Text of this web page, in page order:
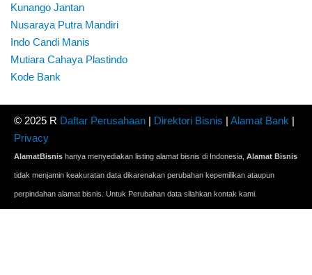
Kunango Jantan
Nusaraya Putra Mandiri
Indo Candi Manis
Mutiara Cahaya Plastindo
Kode Bank
© 2025 R Daftar Perusahaan | Direktori Bisnis | Alamat Bank |
Privacy
AlamatBisnis hanya menyediakan listing alamat bisnis di Indonesia, Alamat Bisnis
tidak menjamin keakuratan data dikarenakan perubahan kepemilikan ataupun
perpindahan alamat bisnis. Untuk Perubahan data silahkan kontak kami.